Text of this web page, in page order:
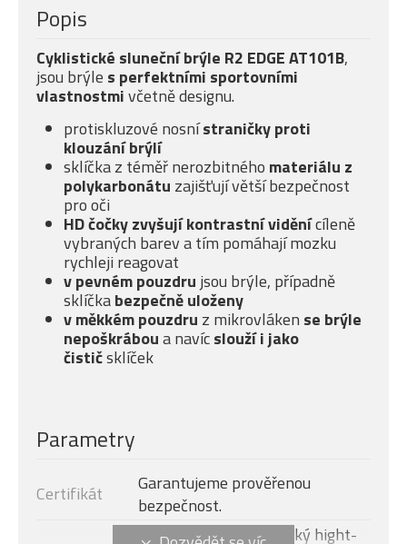
Popis
Cyklistické sluneční brýle R2 EDGE AT101B,
jsou brýle s perfektními sportovními
vlastnostmivčetně designu.
protiskluzové nosnístraničky proti
klouzání brýlí
sklíčka z téměř nerozbitného materiálu z
polykarbonátu zajišťují větší bezpečnost
pro oči
HD čočky zvyšují kontrastní viděnícíleně
vybraných barev a tím pomáhají mozku
rychleji reagovat
v pevném pouzdru jsou brýle, případně
sklíčkabezpečně uloženy
v měkkém pouzdru z mikrovláken se brýle
nepoškráboua navícslouží i jako
čističsklíček
Parametry
Certifikát
Garantujeme prověřenou
bezpečnost.
Odolný a extrémně lehký hight-